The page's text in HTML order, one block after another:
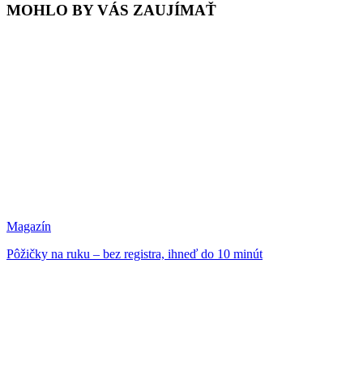
MOHLO BY VÁS ZAUJÍMAŤ
Magazín
Pôžičky na ruku – bez registra, ihneď do 10 minút